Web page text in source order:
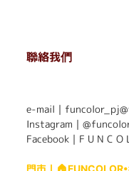
聯絡我們
e-mail｜
Instagram｜
Facebook｜ F U N C O